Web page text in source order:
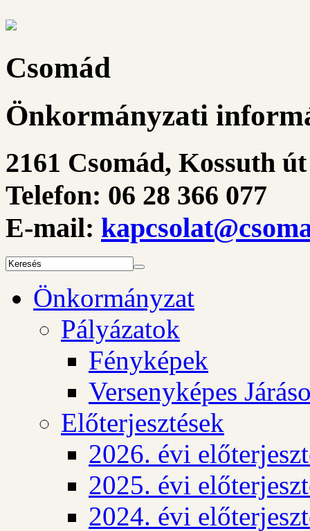
Csomád
Önkormányzati
2161 Csomád, Kossuth
Telefon: 06 28 366 077
E-mail:
Önkormányzat
Pályázatok
Fényképek
Versenyképes
Előterjesztések
2026. évi
2025. évi
2024. évi